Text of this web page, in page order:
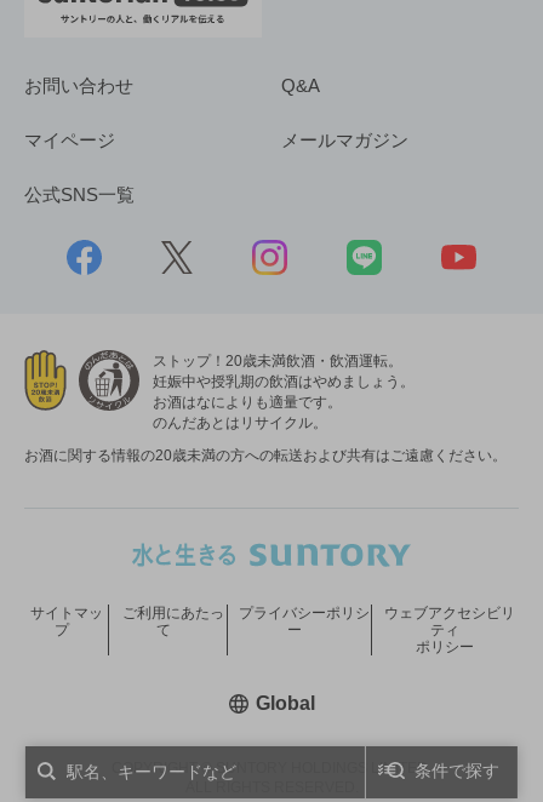
条件で探す
お問い合わせ Q&A
マイページ メールマガジン
公式SNS一覧
ストップ！20歳未満飲酒・飲酒運転。
妊娠中や授乳期の飲酒はやめましょう。
お酒はなによりも適量です。
のんだあとはリサイクル。
お酒に関する情報の20歳未満の方への転送および共有はご遠慮ください。
COPYRIGHT © SUNTORY HOLDINGS LIMITED.
サイトマッ
プ
ご利用にあたっ
て
プライバシーポリシ
ー
ウェブアクセシビリ
ティ
ポリシー
Global新しいウィンドウで開く